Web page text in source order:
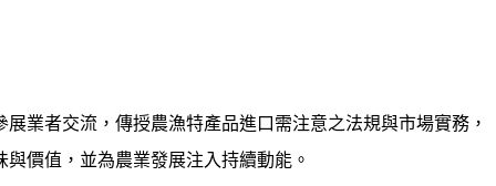
業者交流，傳授農漁特產品進口需注意之法規與市場實務，
價值，並為農業發展注入持續動能。